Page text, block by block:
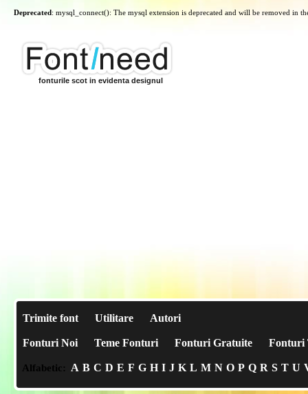
Deprecated: mysql_connect(): The mysql extension is deprecated and will be removed in
fonturile scot in evidenta designul
Trimite font Utilitare Autori
Fonturi Noi Teme Fonturi Fonturi Gratuite Fonturi
Alfabetic: A B C D E F G H I J K L M N O P Q R S T U